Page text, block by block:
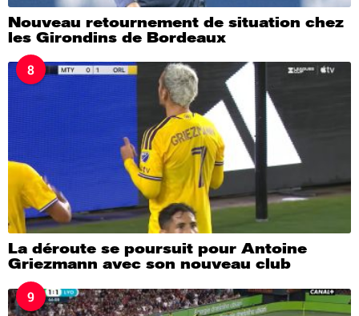
Nouveau retournement de situation chez
les Girondins de Bordeaux
8
La déroute se poursuit pour Antoine
Griezmann avec son nouveau club
9